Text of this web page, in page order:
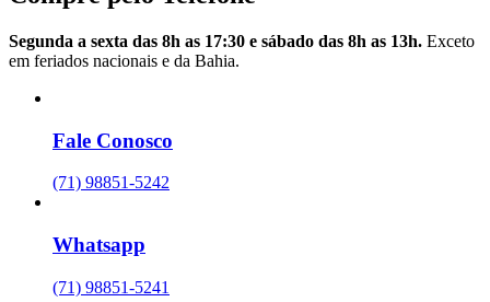
Segunda a sexta das 8h as 17:30 e sábado das 8h as 13h. Exceto
em feriados nacionais e da Bahia.
Fale Conosco
(71) 98851-5242
Whatsapp
(71) 98851-5241